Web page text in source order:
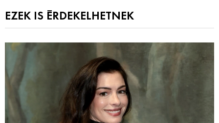
EZEK IS ÉRDEKELHETNEK